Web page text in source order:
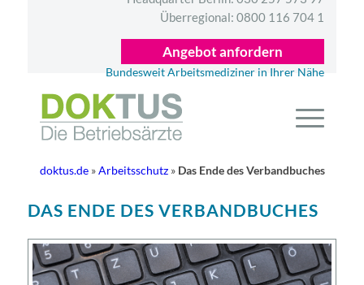
Überregional: 0800 116 704 1
Angebot anfordern
Bundesweit Arbeitsmediziner in Ihrer Nähe
doktus.de»Arbeitsschutz» Das Ende des Verbandbuches
DAS ENDE DES VERBANDBUCHES